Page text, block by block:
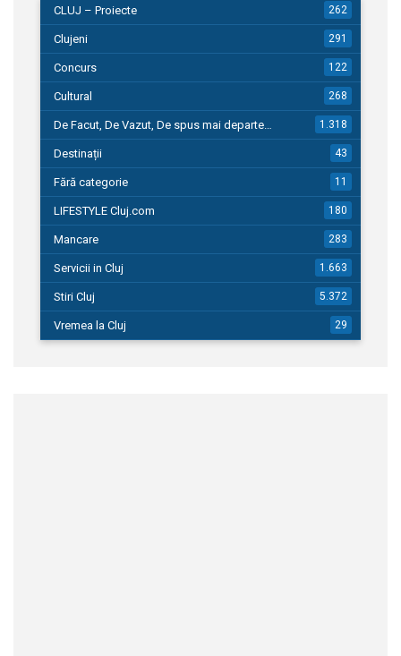
CLUJ – Proiecte 262
Clujeni 291
Concurs 122
Cultural 268
De Facut, De Vazut, De spus mai departe… 1.318
Destinații 43
Fără categorie 11
LIFESTYLE Cluj.com 180
Mancare 283
Servicii in Cluj 1.663
Stiri Cluj 5.372
Vremea la Cluj 29